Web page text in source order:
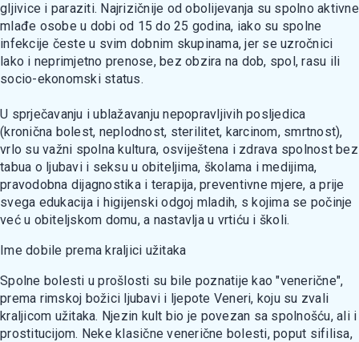
gljivice i paraziti. Najrizičnije od obolijevanja su spolno aktivne
mlađe osobe u dobi od 15 do 25 godina, iako su spolne
infekcije česte u svim dobnim skupinama, jer se uzročnici
lako i neprimjetno prenose, bez obzira na dob, spol, rasu ili
socio-ekonomski status.
U sprječavanju i ublažavanju nepopravljivih posljedica
(kronična bolest, neplodnost, sterilitet, karcinom, smrtnost),
vrlo su važni spolna kultura, osviještena i zdrava spolnost bez
tabua o ljubavi i seksu u obiteljima, školama i medijima,
pravodobna dijagnostika i terapija, preventivne mjere, a prije
svega edukacija i higijenski odgoj mladih, s kojima se počinje
već u obiteljskom domu, a nastavlja u vrtiću i školi.
Ime dobile prema kraljici užitaka
Spolne bolesti u prošlosti su bile poznatije kao "venerične",
prema rimskoj božici ljubavi i ljepote Veneri, koju su zvali
kraljicom užitaka. Njezin kult bio je povezan sa spolnošću, ali i
prostitucijom. Neke klasične venerične bolesti, poput sifilisa,